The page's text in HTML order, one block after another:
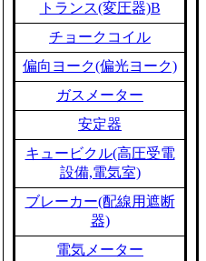
トランス(変圧器)B
チョークコイル
偏向ヨーク(偏光ヨーク)
ガスメーター
安定器
キュービクル(高圧受電
設備,電気室)
ブレーカー(配線用遮断
器)
電気メーター